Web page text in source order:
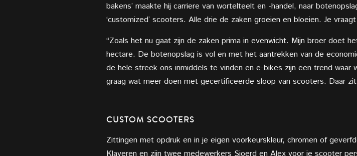
bakens’ maakte hij carriere van wortelteelt en -handel, naar
‘customized’ scooters. Alle drie de zaken groeien en bloeien. Je
“Zoals het nu gaat zijn de zaken prima in evenwicht. Mijn broer doet
hectare. De botenopslag is vol en met het aantrekken van de
de hele streek ons inmiddels te vinden en e-bikes zijn een trend
graag wat meer doen met gecertificeerde sloop van scooters. Daar
CUSTOM SCOOTERS
Zittingen met opdruk en in je eigen voorkeurskleur, chromen of